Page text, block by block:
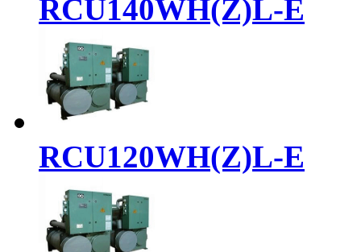
RCU140WH(Z)L-E
RCU120WH(Z)L-E